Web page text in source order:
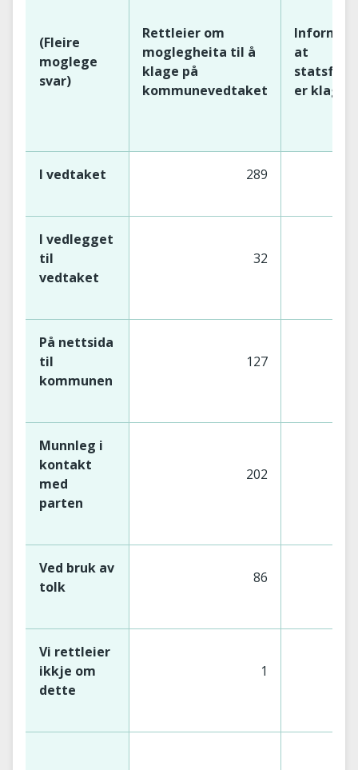
(Fleire
moglege
svar)
Rettleier om
moglegheita til å
klage på
kommunevedtaket
at
er
I vedtaket 289
I vedlegget
til
vedtaket
32
På nettsida
til
kommunen
127
Munnleg i
kontakt
med
parten
202
Ved bruk av
tolk
86
Vi rettleier
ikkje om
dette
1